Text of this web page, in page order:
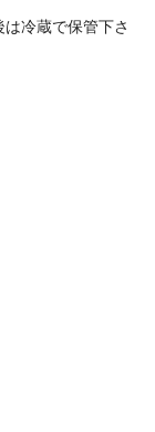
は冷蔵で保管下さ